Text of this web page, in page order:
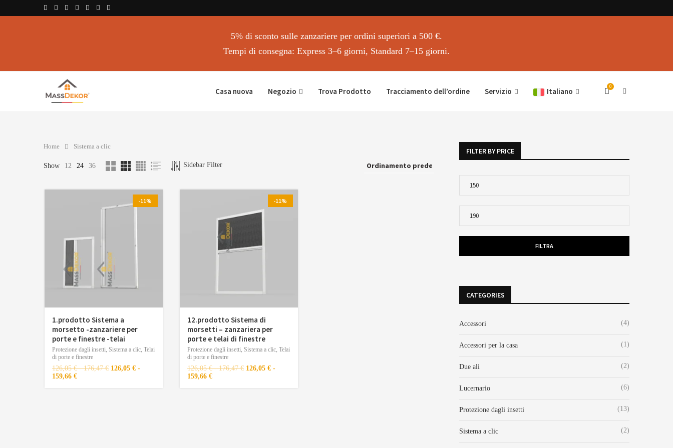
5% di sconto sulle zanzariere per ordini superiori a 500 €.
Tempi di consegna: Express 3–6 giorni, Standard 7–15 giorni.
Casa nuova Negozio Trova Prodotto Tracciamento dell’ordine Servizio Italiano
0
Home Sistema a clic
Show 12 24 36 Sidebar Filter
-11%
1.prodotto Sistema a
morsetto -zanzariere per
porte e finestre -telai
Protezione dagli insetti, Sistema a clic, Telai
di porte e finestre
126,05€ - 176,47€ 126,05 € -
159,66 €
-11%
12.prodotto Sistema di
morsetti – zanzariera per
porte e telai di finestre
Protezione dagli insetti, Sistema a clic, Telai
di porte e finestre
126,05€ - 176,47€ 126,05 € -
159,66 €
FILTER BY PRICE
FILTRA
CATEGORIES
Accessori (4)
Accessori per la casa (1)
Due ali (2)
Lucernario (6)
Protezione dagli insetti (13)
Sistema a clic (2)